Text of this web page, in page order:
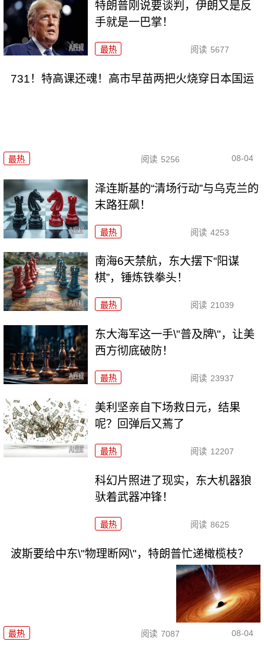
特朗普刚说要谈判，伊朗又是反
手就是一巴掌！
最热 阅读 5677
731！特高课还魂！高市早苗两把火烧穿日本国运
最热 阅读 5256 08-04
泽连斯基的“清场行动”与乌克兰的
末路狂飙！
最热 阅读 4253
南海6天禁航，东大摆下“阳谋
棋”，锤炼铁拳头！
最热 阅读 21039
东大海军这一手\"普及牌\"，让美
西方彻底破防！
最热 阅读 23937
美利坚亲自下场救日元，结果
呢？回弹后又蔫了
最热 阅读 12207
科幻片照进了现实，东大机器狼
驮着武器冲锋！
最热 阅读 8625
波斯要给中东\"物理断网\"，特朗普忙递橄榄枝？
最热 阅读 7087 08-04